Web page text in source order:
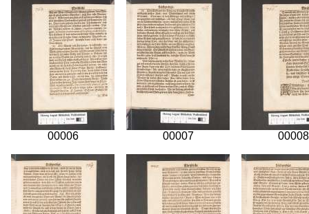
00006 00007 00008